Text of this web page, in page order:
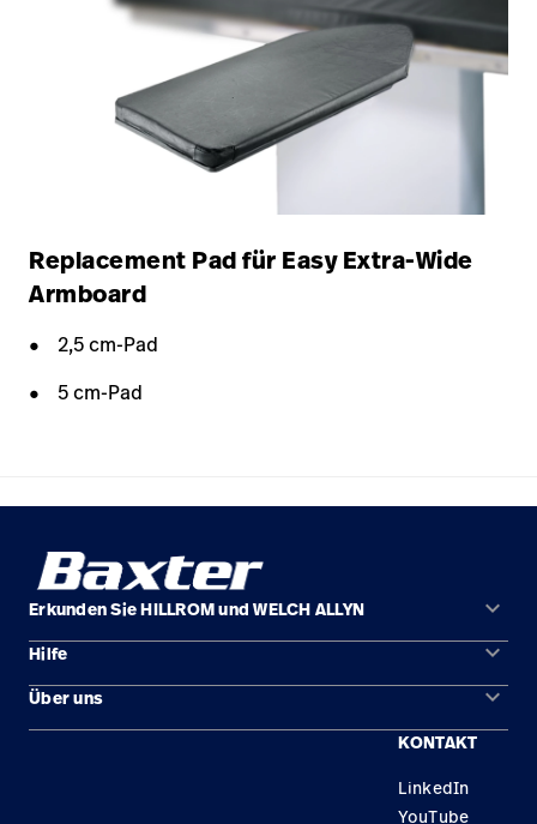
Replacement Pad für Easy Extra-Wide
Armboard
2,5 cm-Pad
5 cm-Pad
Erkunden Sie HILLROM und WELCH ALLYN keyboard_arrow_down
Lösungen
Produkte
Hilfe keyboard_arrow_down
Kontakt
Über uns keyboard_arrow_down
KONTAKT
LinkedIn
YouTube